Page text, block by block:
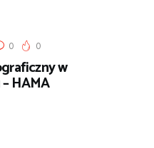
0 0
w
HAMA